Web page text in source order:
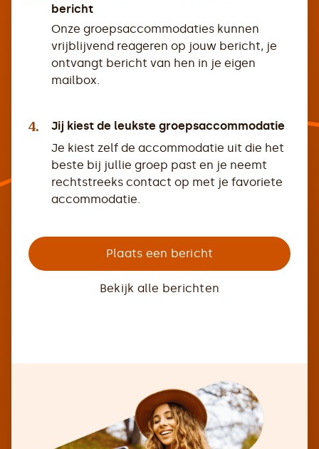
bericht
Onze groepsaccommodaties kunnen
vrijblijvend reageren op jouw bericht, je
ontvangt bericht van hen in je eigen
mailbox.
4.
Jij kiest de leukste groepsaccommodatie
Je kiest zelf de accommodatie uit die het
beste bij jullie groep past en je neemt
rechtstreeks contact op met je favoriete
accommodatie.
Plaats een bericht
Bekijk alle berichten